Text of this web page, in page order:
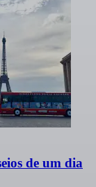
de um dia